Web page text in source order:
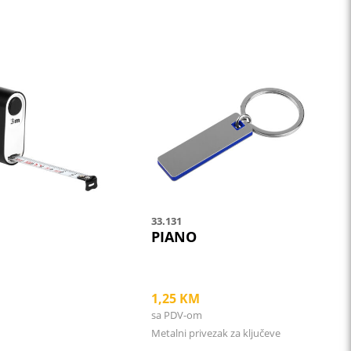
33.131
PIANO
1,25 KM
sa PDV-om
Metalni privezak za ključeve
variants.
The
options
be
chosen
page